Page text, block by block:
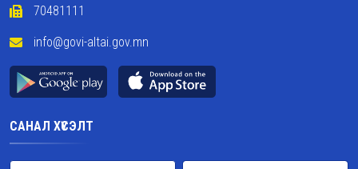
70481111
info@govi-altai.gov.mn
САНАЛ ХҮСЭЛТ